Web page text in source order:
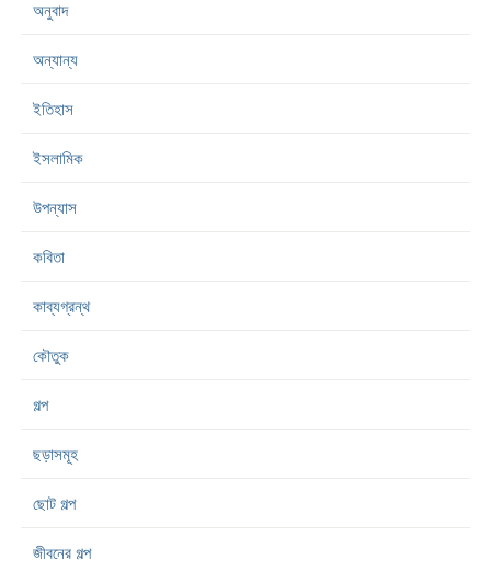
অনুবাদ
অন্যান্য
ইতিহাস
ইসলামিক
উপন্যাস
কবিতা
কাব্যগ্রন্থ
কৌতুক
গল্প
ছড়াসমূহ
ছোট গল্প
জীবনের গল্প